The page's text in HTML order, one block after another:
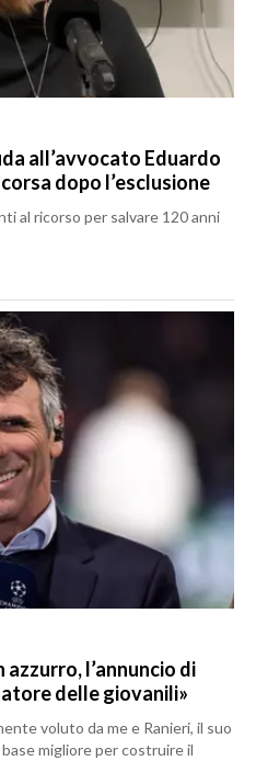
all’avvocato Eduardo
dopo l’esclusione
al ricorso per salvare 120 anni
l’annuncio di
delle giovanili»
voluto da me e Ranieri, il suo
migliore per costruire il